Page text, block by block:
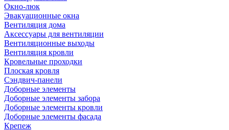
Окно-люк
Эвакуационные окна
Вентиляция дома
Аксессуары для вентиляции
Вентиляционные выходы
Вентиляция кровли
Кровельные проходки
Плоская кровля
Сэндвич-панели
Доборные элементы
Доборные элементы забора
Доборные элементы кровли
Доборные элементы фасада
Крепеж